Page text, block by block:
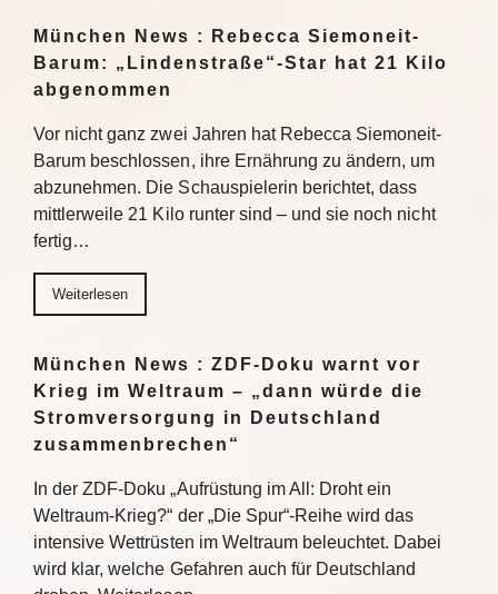
München News : Rebecca Siemoneit-
Barum: „Lindenstraße“-Star hat 21 Kilo
abgenommen
Vor nicht ganz zwei Jahren hat Rebecca Siemoneit-
Barum beschlossen, ihre Ernährung zu ändern, um
abzunehmen. Die Schauspielerin berichtet, dass
mittlerweile 21 Kilo runter sind – und sie noch nicht
fertig…
Weiterlesen
München News : ZDF-Doku warnt vor
Krieg im Weltraum – „dann würde die
Stromversorgung in Deutschland
zusammenbrechen“
In der ZDF-Doku „Aufrüstung im All: Droht ein
Weltraum-Krieg?“ der „Die Spur“-Reihe wird das
intensive Wettrüsten im Weltraum beleuchtet. Dabei
wird klar, welche Gefahren auch für Deutschland